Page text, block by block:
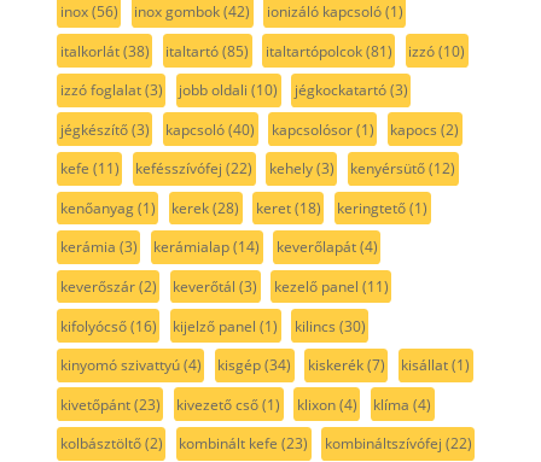
inox(56) inox gombok(42) ionizáló kapcsoló(1)
italkorlát(38) italtartó(85) italtartópolcok(81) izzó(10)
izzó foglalat(3) jobb oldali (10) jégkockatartó(3)
jégkészítő(3) kapcsoló(40) kapcsolósor(1) kapocs (2)
kefe (11) kefésszívófej (22) kehely(3) kenyérsütő(12)
kenőanyag(1) kerek(28) keret(18) keringtető(1)
kerámia (3) kerámialap(14) keverőlapát(4)
keverőszár(2) keverőtál (3) kezelő panel (11)
kifolyócső(16) kijelző panel (1) kilincs (30)
kinyomó szivattyú(4) kisgép(34) kiskerék(7) kisállat(1)
kivetőpánt(23) kivezető cső(1) klixon(4) klíma (4)
kolbásztöltő(2) kombinált kefe (23) kombináltszívófej (22)